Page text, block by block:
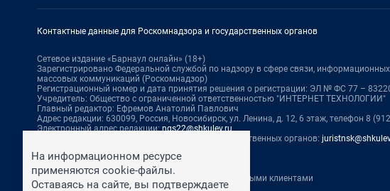
Контактные данные для Роскомнадзора и государственных органов
Сетевое издание «Барнаул онлайн» (18+)
Зарегистрировано Федеральной службой по надзору в сфере связи, информационных
массовых коммуникаций (Роскомнадзор)
Регистрационный номер и дата принятия решения о регистрации: ЭЛ № ФС 77 –
Учредитель: Общество с ограниченной ответственностью "ИНТЕРНЕТ ТЕХНОЛОГИИ"
Главный редактор: Ефремов Анатолий Павлович
Адрес редакции: 630099, Россия, Новосибирск, ул. Ленина, д. 12, 6 этаж, телефон 8
Электронный адрес редакции: ngs22@shkulev.ru
Контактные данные для Роскомнадзора и государственных органов:
По вопросам коммерческого сотрудничества:
Жапарова Жанна, менеджер по работе с федеральными клиентами
zhanna.zhaparova@shkulev.ru , моб. + 7 982 640 34 32
На информационном ресурсе
применяются cookie-файлы.
Оставаясь на сайте, вы подтверждаете